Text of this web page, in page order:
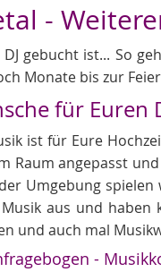
-
gebucht ist... So
Monate bis zur
für Euren
ist für Eure
Raum angepasst
Umgebung
aus und haben
und auch mal
-